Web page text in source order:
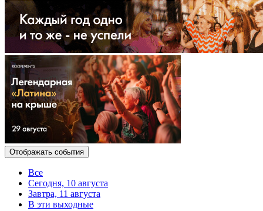
Отображать события
Все
Сегодня, 10 августа
Завтра, 11 августа
В эти выходные